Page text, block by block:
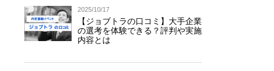
2025/10/17
【ジョブトラの口コミ】大手企業
の選考を体験できる？評判や実施
内容とは